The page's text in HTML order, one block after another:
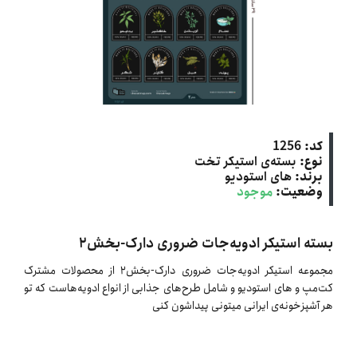
کد: 1256
نوع: بسته‌ی استیکر تخت
برند: های استودیو
وضعیت: موجود
بسته استیکر ادویه‌جات ضروری دارک-بخش۲
مجموعه استیکر ادویه‌جات ضروری دارک-بخش۲ از محصولات مشترک
کت‌مپ و های استودیو و شامل طرح‌های جذابی از انواع ادویه‌هاست که تو
هر آشپزخونه‌ی ایرانی میتونی پیداشون کنی